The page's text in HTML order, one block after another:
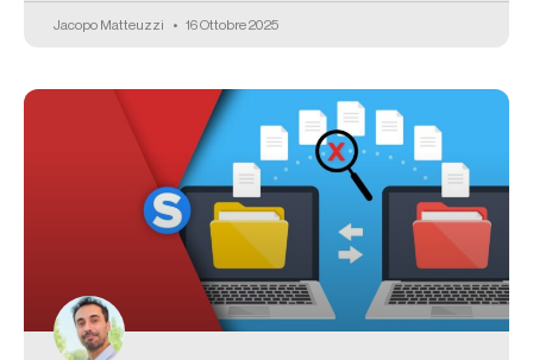
Jacopo Matteuzzi 16 Ottobre 2025